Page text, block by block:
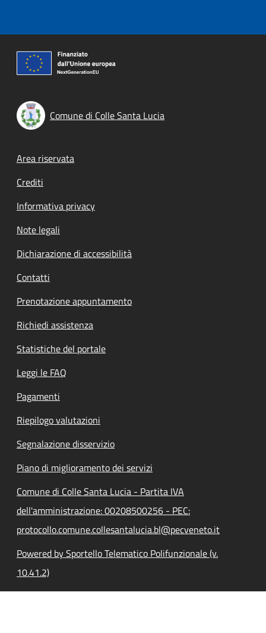
Comune di Colle Santa Lucia
Footer menu
Area riservata
Crediti
Informativa privacy
Note legali
Dichiarazione di accessibilità
Contatti
Prenotazione appuntamento
Richiedi assistenza
Statistiche del portale
Leggi le FAQ
Pagamenti
Riepilogo valutazioni
Segnalazione disservizio
Piano di miglioramento dei servizi
Comune di Colle Santa Lucia - Partita IVA
dell'amministrazione: 00208500256 - PEC:
protocollo.comune.collesantalucia.bl@pecveneto.it
Powered by Sportello Telematico Polifunzionale (v.
10.41.2)